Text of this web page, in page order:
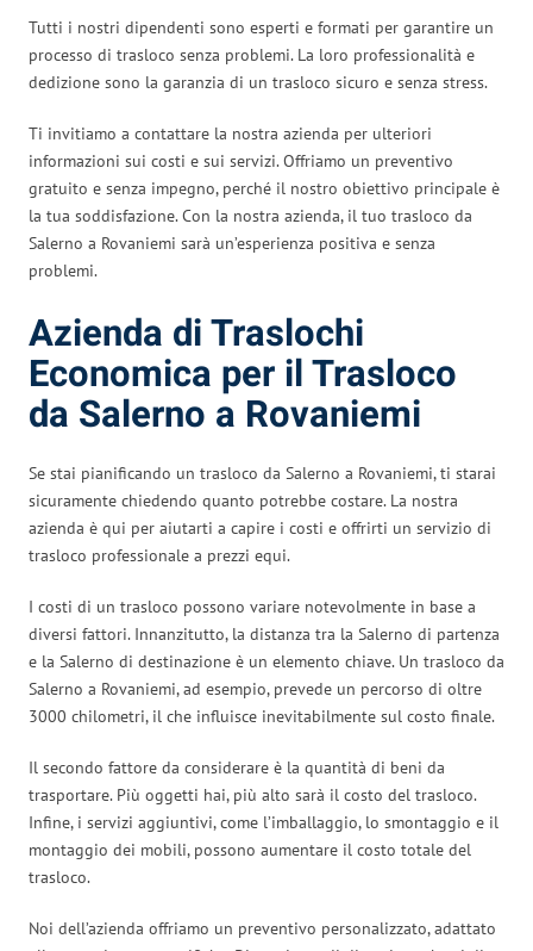
Tutti i nostri dipendenti sono esperti e formati per garantire un
processo di trasloco senza problemi. La loro professionalità e
dedizione sono la garanzia di un trasloco sicuro e senza stress.
Ti invitiamo a contattare la nostra azienda per ulteriori
informazioni sui costi e sui servizi. Offriamo un preventivo
gratuito e senza impegno, perché il nostro obiettivo principale è
la tua soddisfazione. Con la nostra azienda, il tuo trasloco da
Salerno a Rovaniemi sarà un’esperienza positiva e senza
problemi.
Azienda di Traslochi
Economica per il Trasloco
da Salerno a Rovaniemi
Se stai pianificando un trasloco da Salerno a Rovaniemi, ti starai
sicuramente chiedendo quanto potrebbe costare. La nostra
azienda è qui per aiutarti a capire i costi e offrirti un servizio di
trasloco professionale a prezzi equi.
I costi di un trasloco possono variare notevolmente in base a
diversi fattori. Innanzitutto, la distanza tra la Salerno di partenza
e la Salerno di destinazione è un elemento chiave. Un trasloco da
Salerno a Rovaniemi, ad esempio, prevede un percorso di oltre
3000 chilometri, il che influisce inevitabilmente sul costo finale.
Il secondo fattore da considerare è la quantità di beni da
trasportare. Più oggetti hai, più alto sarà il costo del trasloco.
Infine, i servizi aggiuntivi, come l’imballaggio, lo smontaggio e il
montaggio dei mobili, possono aumentare il costo totale del
trasloco.
Noi dell’azienda offriamo un preventivo personalizzato, adattato